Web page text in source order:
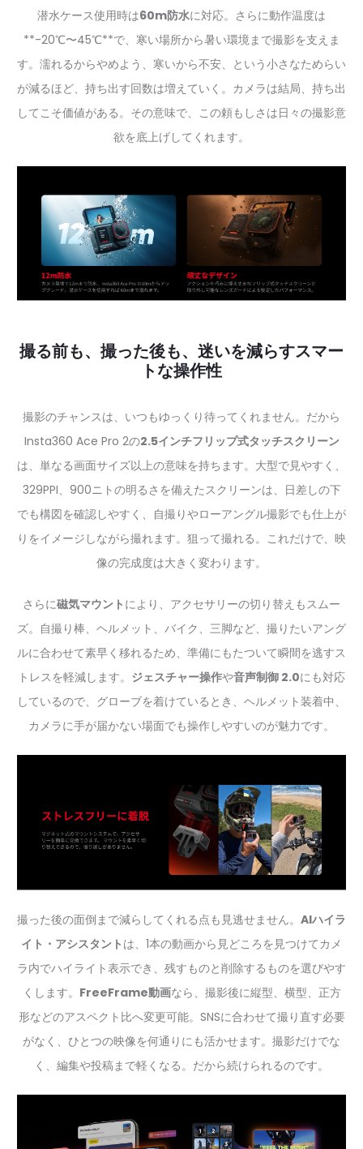
潜水ケース使用時は60m防水に対応。さらに動作温度は
**-20℃〜45℃**で、寒い場所から暑い環境まで撮影を支えま
す。濡れるからやめよう、寒いから不安、という小さなためらい
が減るほど、持ち出す回数は増えていく。カメラは結局、持ち出
してこそ価値がある。その意味で、この頼もしさは日々の撮影意
欲を底上げしてくれます。
撮る前も、撮った後も、迷いを減らすスマー
トな操作性
撮影のチャンスは、いつもゆっくり待ってくれません。だから
Insta360 Ace Pro 2の2.5インチフリップ式タッチスクリーン
は、単なる画面サイズ以上の意味を持ちます。大型で見やすく、
329PPI、900ニトの明るさを備えたスクリーンは、日差しの下
でも構図を確認しやすく、自撮りやローアングル撮影でも仕上が
りをイメージしながら撮れます。狙って撮れる。これだけで、映
像の完成度は大きく変わります。
さらに磁気マウント により、アクセサリーの切り替えもスムー
ズ。自撮り棒、ヘルメット、バイク、三脚など、撮りたいアング
ルに合わせて素早く移れるため、準備にもたついて瞬間を逃すス
トレスを軽減します。 ジェスチャー操作や音声制御 2.0にも対応
しているので、グローブを着けているとき、ヘルメット装着中、
カメラに手が届かない場面でも操作しやすいのが魅力です。
撮った後の面倒まで減らしてくれる点も見逃せません。 AIハイラ
イト・アシスタント は、1本の動画から見どころを見つけてカメ
ラ内でハイライト表示でき、残すものと削除するものを選びやす
くします。 FreeFrame動画なら、撮影後に縦型、横型、正方
形などのアスペクト比へ変更可能。SNSに合わせて撮り直す必要
がなく、ひとつの映像を何通りにも活かせます。撮影だけでな
く、編集や投稿まで軽くなる。だから続けられるのです。